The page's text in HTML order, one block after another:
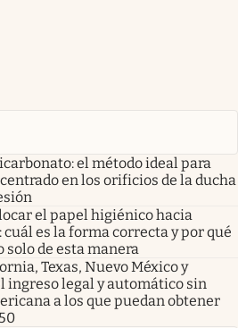
el método ideal para
en los orificios de la ducha
el papel higiénico hacia
es la forma correcta y por qué
de esta manera
Texas, Nuevo México y
legal y automático sin
a los que puedan obtener